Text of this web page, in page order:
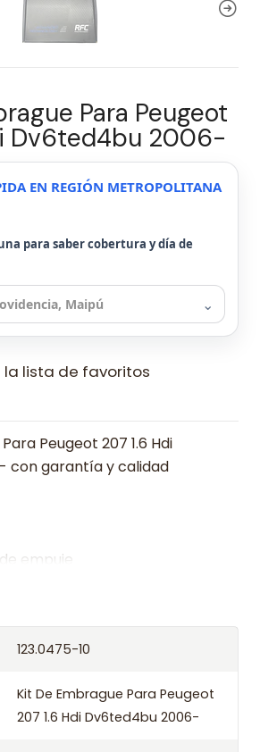
Para Peugeot
Dv6ted4bu 2006-
EN REGIÓN METROPOLITANA
para saber cobertura y día de
⌄
lista de favoritos
Peugeot 207 1.6 Hdi
con garantía y calidad
empuje
bajos y asesoría experta.
hrs hábiles o retira gratis en
de confirmación.
123.0475-10
Kit De Embrague Para Peugeot
207 1.6 Hdi Dv6ted4bu 2006-